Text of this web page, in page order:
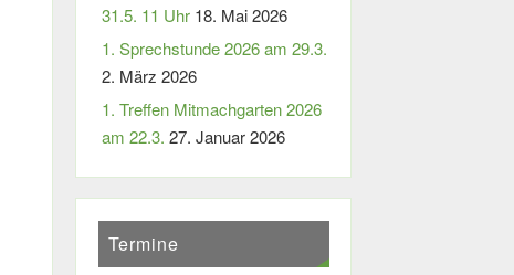
31.5. 11 Uhr 18. Mai 2026
1. Sprechstunde 2026 am 29.3.
2. März 2026
1. Treffen Mitmachgarten 2026
am 22.3. 27. Januar 2026
Termine